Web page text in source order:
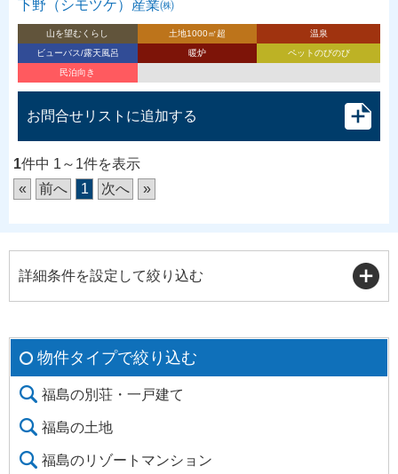
下野（シモツケ）産業㈱
山を望むくらし 土地1000㎡超
温泉
ビューバス/露天風呂
暖炉
ペットのびのび
民泊向き
お問合せリストに追加する
1件中 1～1件を表示
«
前へ 1 次へ »
詳細条件を設定して絞り込む
物件タイプで絞り込む
福島の別荘・一戸建て
福島の土地
福島のリゾートマンション